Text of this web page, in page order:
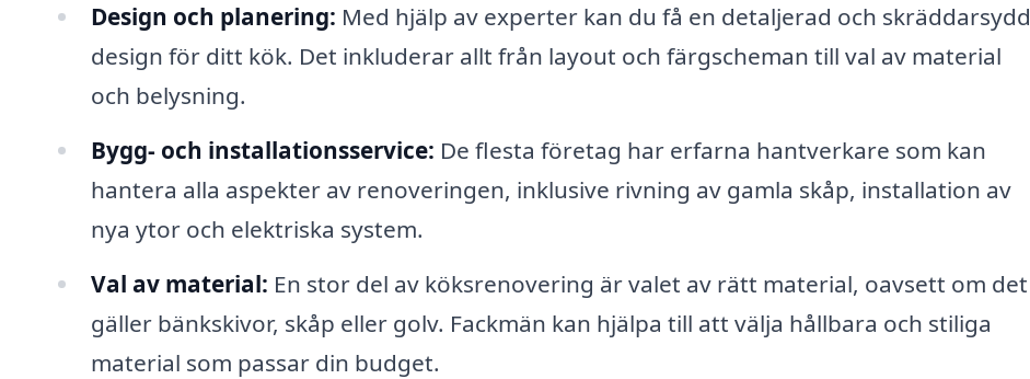
Design och planering: Med hjälp av experter kan du få en detaljerad och skräddarsydd
design för ditt kök. Det inkluderar allt från layout och färgscheman till val av material
och belysning.
Bygg- och installationsservice: De flesta företag har erfarna hantverkare som kan
hantera alla aspekter av renoveringen, inklusive rivning av gamla skåp, installation av
nya ytor och elektriska system.
Val av material: En stor del av köksrenovering är valet av rätt material, oavsett om det
gäller bänkskivor, skåp eller golv. Fackmän kan hjälpa till att välja hållbara och stiliga
material som passar din budget.